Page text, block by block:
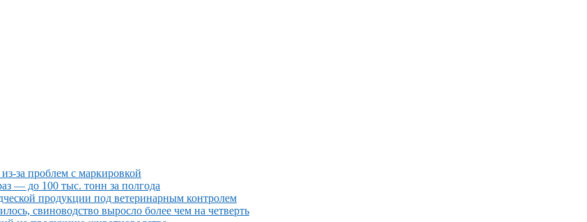
за проблем с маркировкой
— до 100 тыс. тонн за полгода
продукции под ветеринарным контролем
свиноводство выросло более чем на четверть